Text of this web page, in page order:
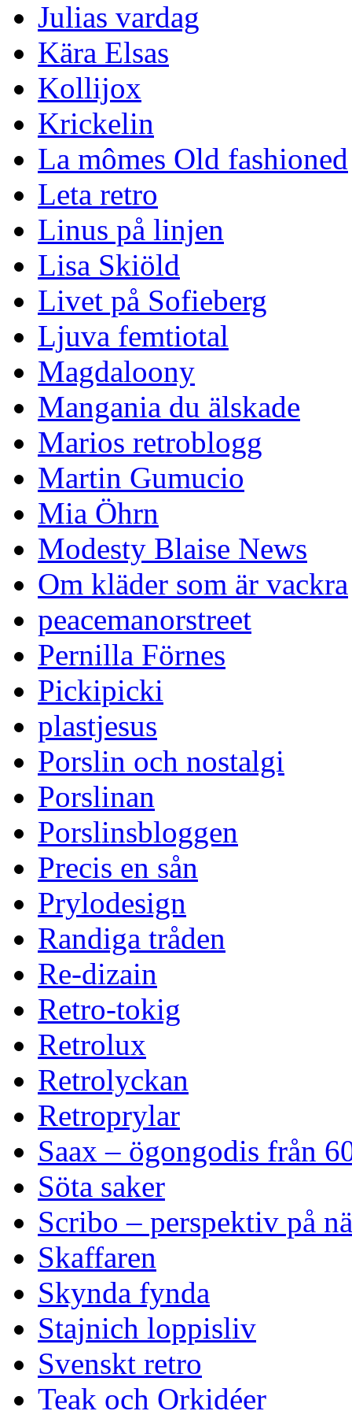
Julias vardag
Kära Elsas
Kollijox
Krickelin
La mômes Old fashioned
Leta retro
Linus på linjen
Lisa Skiöld
Livet på Sofieberg
Ljuva femtiotal
Magdaloony
Mangania du älskade
Marios retroblogg
Martin Gumucio
Mia Öhrn
Modesty Blaise News
Om kläder som är vackra
peacemanorstreet
Pernilla Förnes
Pickipicki
plastjesus
Porslin och nostalgi
Porslinan
Porslinsbloggen
Precis en sån
Prylodesign
Randiga tråden
Re-dizain
Retro-tokig
Retrolux
Retrolyckan
Retroprylar
Saax – ögongodis från
Söta saker
Scribo – perspektiv på
Skaffaren
Skynda fynda
Stajnich loppisliv
Svenskt retro
Teak och Orkidéer